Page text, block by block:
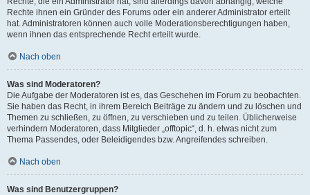
Rechte ihnen ein Gründer des Forums oder ein anderer Administrator erteilt
hat. Administratoren können auch volle Moderationsberechtigungen haben,
wenn ihnen das entsprechende Recht erteilt wurde.
Nach oben
Was sind Moderatoren?
Die Aufgabe der Moderatoren ist es, das Geschehen im Forum zu beobachten.
Sie haben das Recht, in ihrem Bereich Beiträge zu ändern und zu löschen und
Themen zu schließen, zu öffnen, zu verschieben und zu teilen. Üblicherweise
verhindern Moderatoren, dass Mitglieder „offtopic“, d. h. etwas nicht zum
Thema Passendes, oder Beleidigendes bzw. Angreifendes schreiben.
Nach oben
Was sind Benutzergruppen?